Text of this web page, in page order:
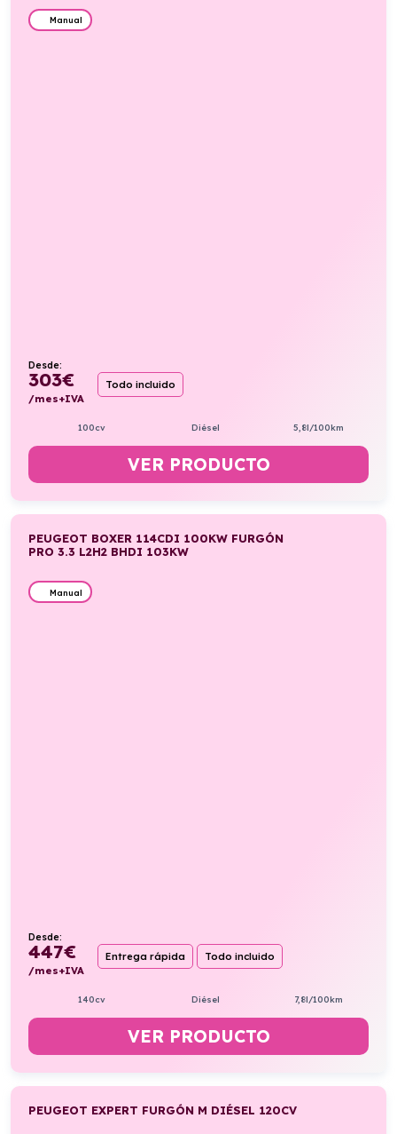
Manual
Desde:
303€
/mes+IVA
Todo incluido
100cv Diésel 5,8l/100km
VER PRODUCTO
PEUGEOT BOXER 114CDI 100KW FURGÓN
PRO 3.3 L2H2 BHDI 103KW
Manual
Desde:
447€
/mes+IVA
Entrega rápida Todo incluido
140cv Diésel 7,8l/100km
VER PRODUCTO
PEUGEOT EXPERT FURGÓN M DIÉSEL 120CV